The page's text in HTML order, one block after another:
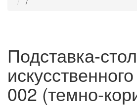
/
Подставка-
002 (темно-